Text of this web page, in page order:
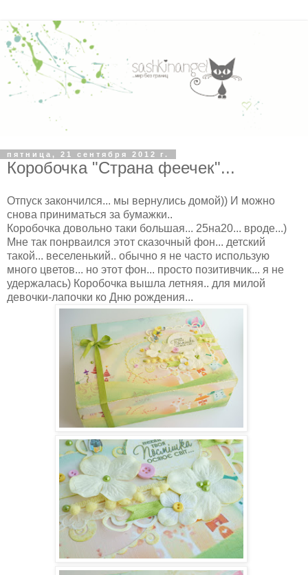
пятница, 21 сентября 2012 г.
Коробочка "Страна феечек"...
Отпуск закончился... мы вернулись домой)) И можно
снова приниматься за бумажки..
Коробочка довольно таки большая... 25на20... вроде...)
Мне так понрваился этот сказочный фон... детский
такой... веселенький.. обычно я не часто использую
много цветов... но этот фон... просто позитивчик... я не
удержалась) Коробочка вышла летняя.. для милой
девочки-лапочки ко Дню рождения...